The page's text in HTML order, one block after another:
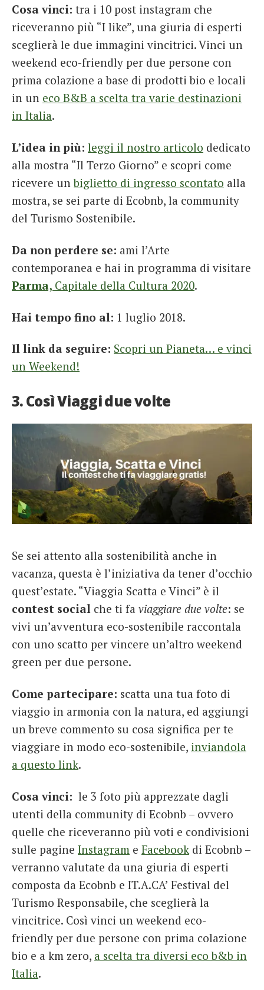
Cosa vinci: tra i 10 post instagram che
riceveranno più “I like”, una giuria di esperti
sceglierà le due immagini vincitrici. Vinci un
weekend eco-friendly per due persone con
prima colazione a base di prodotti bio e locali
in un eco B&B a scelta tra varie destinazioni
in Italia.
L’idea in più: leggi il nostro articolo dedicato
alla mostra “Il Terzo Giorno” e scopri come
ricevere unbiglietto di ingresso scontato alla
mostra, se sei parte di Ecobnb, la community
del Turismo Sostenibile.
Da non perdere se: ami l’Arte
contemporanea e hai in programma di visitare
Parma, Capitale della Cultura 2020.
Hai tempo fino al: 1 luglio 2018.
Il link da seguire: Scopri un Pianeta… e vinci
un Weekend!
3. Così Viaggi due volte
Se sei attento alla sostenibilità anche in
vacanza, questa è l’iniziativa da tener d’occhio
quest’estate. “Viaggia Scatta e Vinci” è il
contest social che ti fa viaggiare due volte: se
vivi un’avventura eco-sostenibile raccontala
con uno scatto per vincere un’altro weekend
green per due persone.
Come partecipare: scatta una tua foto di
viaggio in armonia con la natura, ed aggiungi
un breve commento su cosa significa per te
viaggiare in modo eco-sostenibile, inviandola
a questo link.
Cosa vinci: le 3 foto più apprezzate dagli
utenti della community di Ecobnb – ovvero
quelle che riceveranno più voti e condivisioni
sulle pagine Instagram e Facebook di Ecobnb –
verranno valutate da una giuria di esperti
composta da Ecobnb e IT.A.CA’ Festival del
Turismo Responsabile, che sceglierà la
vincitrice. Così vinci un weekend eco-
friendly per due persone con prima colazione
bio e a km zero, a scelta tra diversi eco b&b in
Italia.